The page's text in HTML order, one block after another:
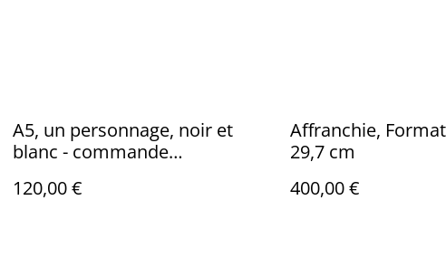
A5, un personnage, noir et
blanc - commande
120,00 €
Affranchie,
29,7 cm
400,00 €